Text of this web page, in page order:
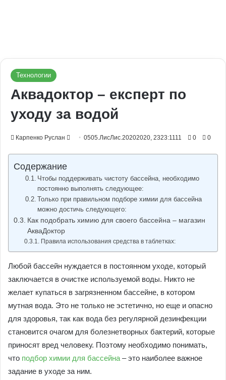
Технологии
Аквадоктор – експерт по
уходу за водой
Карпенко Руслан
Send0505.ЛисЛис.20202020, 2323:1111 0 0
Содержание
Чтобы поддерживать чистоту бассейна, необходимо
постоянно выполнять следующее:
Только при правильном подборе химии для бассейна
можно достичь следующего:
Как подобрать химию для своего бассейна – магазин
АкваДоктор
Правила использования средства в таблетках:
Любой бассейн нуждается в постоянном уходе, который
заключается в очистке используемой воды. Никто не
желает купаться в загрязненном бассейне, в котором
мутная вода. Это не только не эстетично, но еще и опасно
для здоровья, так как вода без регулярной дезинфекции
становится очагом для болезнетворных бактерий, которые
приносят вред человеку. Поэтому необходимо понимать,
что подбор химии для бассейна – это наиболее важное
задание в уходе за ним.